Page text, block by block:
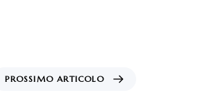
PROSSIMO ARTICOLO